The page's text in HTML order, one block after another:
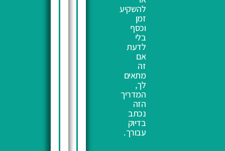
להשקיע
זמן
וכסף
בלי
לדעת
אם
זה
מתאים
לך,
המדריך
הזה
נכתב
בדיוק
עבורך.